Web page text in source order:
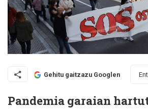
Gehitu gaitzazu Googlen
Pandemia garaian